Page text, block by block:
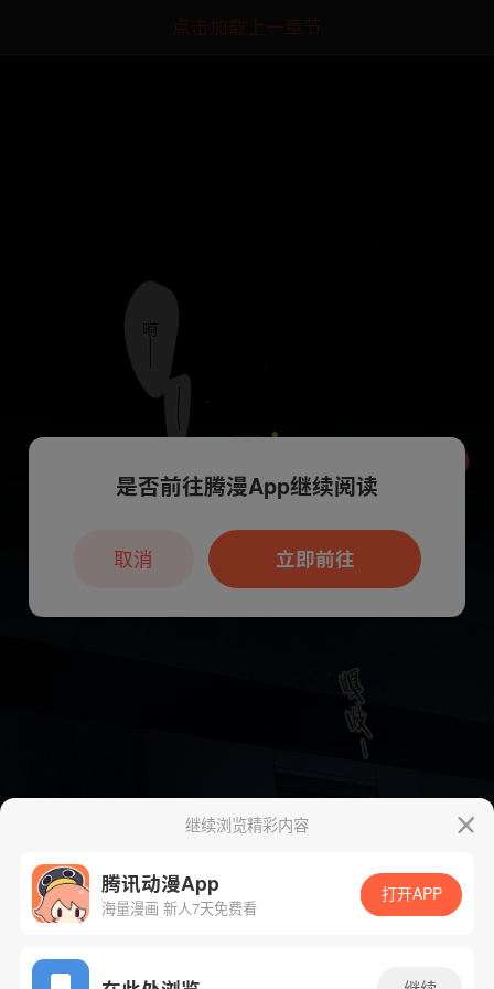
点击加载上一章节
App免费看
继续浏览精彩内容
腾讯动漫App
海量漫画 新人7天免费看
打开APP
本章节仅支持App阅读，可打开App新用
户7天免费看
是否前往腾漫App继续阅读
立即前往
取消